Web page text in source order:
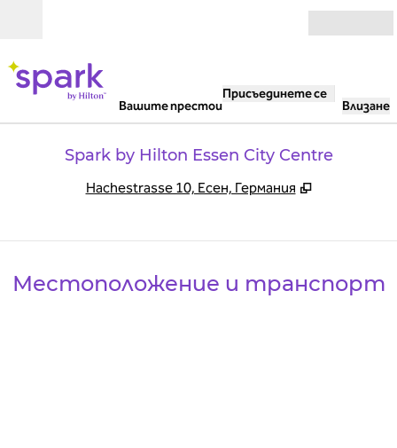
Вашите престои
Присъединете се
Влизане
Spark by Hilton Essen City Centre
Hachestrasse 10, Есен, Германия ,
Местоположение и транспорт